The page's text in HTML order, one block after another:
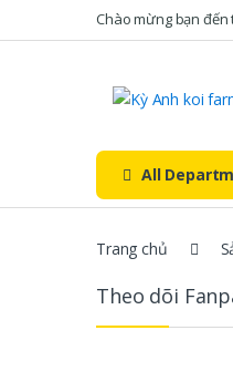
to
to
Chào mừng bạn đến
All
Trang chủ
Theo dõi